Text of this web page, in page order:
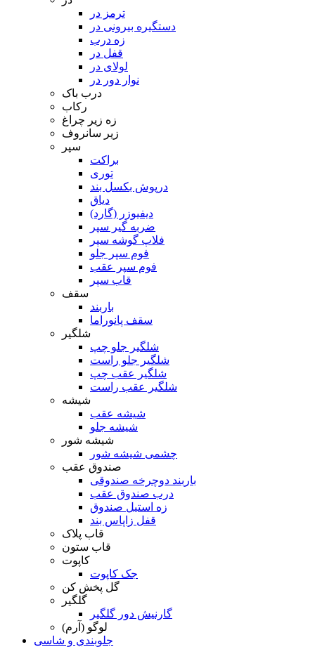
ترمز در
دستگیره بیرونی در
زه درب
قفل در
لولای در
نوار دور در
درب باک
رکاب
زه زیر چراغ
زیر سانروف
سپر
براکت
توری
درپوش بکسل بند
دیاق
دیفیوزر (گارد)
ضربه گیر سپر
فلاپ گوشه سپر
فوم سپر جلو
فوم سپر عقب
قاب سپر
سقف
باربند
سقف پانوراما
شلگیر
شلگیر جلو چپ
شلگیر جلو راست
شلگیر عقب چپ
شلگیر عقب راست
شیشه
شیشه عقب
شیشه جلو
شیشه شور
چشمی شیشه شور
صندوق عقب
باربند دوچرخه صندوقی
درب صندوق عقب
زه استیل صندوق
قفل زاپاس بند
قاب پلاک
قاب ستون
کاپوت
جک کاپوت
گل پخش کن
گلگیر
گارنیش دور گلگیر
لوگو (آرم)
جلوبندی و شاسی